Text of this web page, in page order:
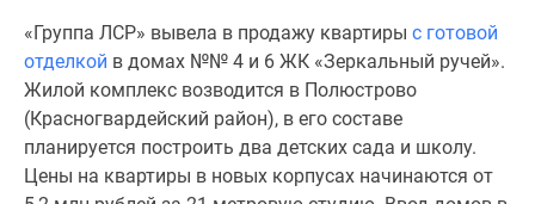
Апартаменты
Новостройки
карте
комнатные
«Группа ЛСР» вывела в продажу квартиры с готовой
отделкой в домах №№ 4 и 6 ЖК «Зеркальный ручей».
Жилой комплекс возводится в Полюстрово
(Красногвардейский район), в его составе
планируется построить два детских сада и школу.
Цены на квартиры в новых корпусах начинаются от